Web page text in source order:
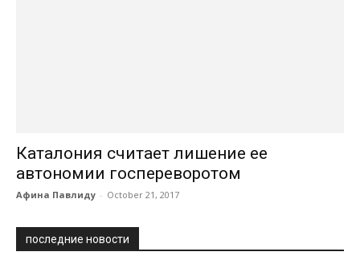
Каталония считает лишение ее
автономии госпереворотом
Афина Павлиду - October 21, 2017
последние новости